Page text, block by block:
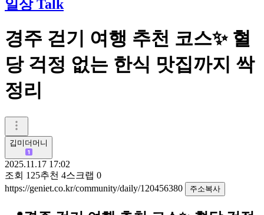
일상 Talk
경주 걷기 여행 추천 코스✨ 혈
당 걱정 없는 한식 맛집까지 싹
정리
깁미더머니
2025.11.17 17:02
조회 125추천 4스크랩 0
https://geniet.co.kr/community/daily/120456380
주소복사